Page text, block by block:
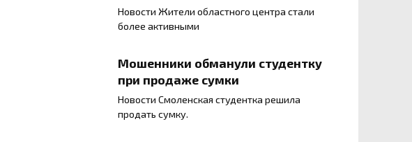
Новости Жители областного центра стали
более активными
Мошенники обманули студентку
при продаже сумки
Новости Смоленская студентка решила
продать сумку.